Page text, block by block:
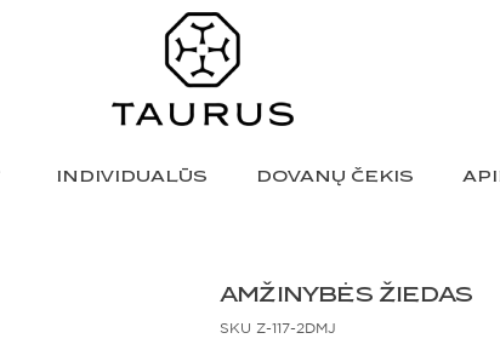
INDIVIDUALŪS DOVANŲ ČEKIS
AMŽINYBĖS ŽIEDAS
SKU Z-117-2DMJ